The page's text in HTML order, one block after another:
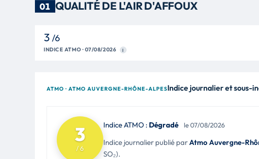
01 QUALITÉ DE L'AIR D'AFFOUX
3 /6
INDICE ATMO · 07/08/2026 I
ATMO · ATMO AUVERGNE-RHÔNE-ALPESIndice journalier et sous-
3
/ 6
Indice ATMO : Dégradé le 07/08/2026
Indice journalier publié parAtmo Auvergne-
SO₂).